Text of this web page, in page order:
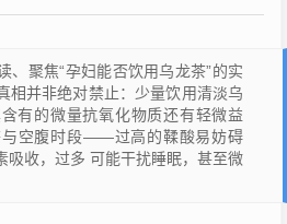
、聚焦“孕妇能否饮用乌龙茶”的实
相并非绝对禁止：少量饮用清淡乌
有的微量抗氧化物质还有轻微益
与空腹时段——过高的鞣酸易妨碍
吸收，过多 可能干扰睡眠，甚至微